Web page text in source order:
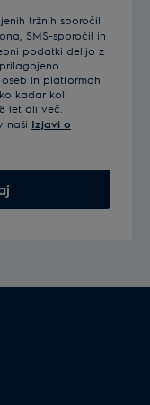
tržnih sporočil
SMS-sporočil in
podatki delijo z
in platformah
kadar koli
let ali več.
naši Izjavi o